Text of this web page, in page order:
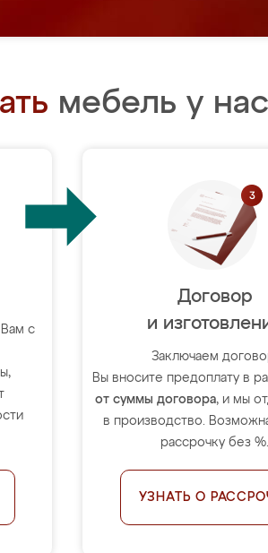
мебель у
с
Договор
и
Заключаем
Вы вносите предоплату в
от суммы договора, и мы
в производство.
рассрочку без
УЗНАТЬ О